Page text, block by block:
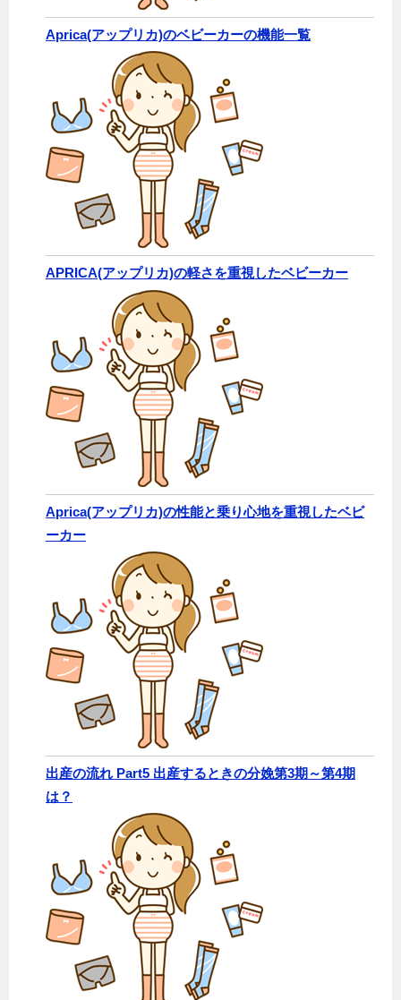
Aprica(アップリカ)のベビーカーの機能一覧
APRICA(アップリカ)の軽さを重視したベビーカー
Aprica(アップリカ)の性能と乗り心地を重視したベビ
ーカー
出産の流れ Part5 出産するときの分娩第3期～第4期
は？